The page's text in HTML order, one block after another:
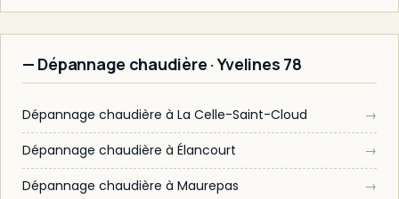
— Dépannage chaudière · Yvelines 78
Dépannage chaudière à La Celle-Saint-Cloud
→
Dépannage chaudière à Élancourt
→
Dépannage chaudière à Maurepas
→